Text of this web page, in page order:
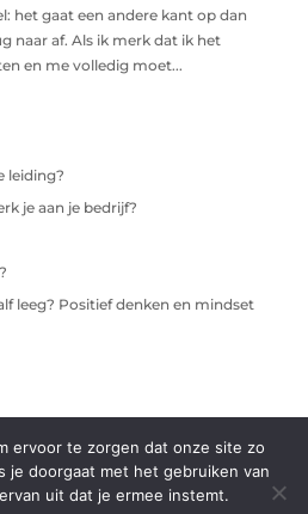
het gaat een andere kant op dan
naar af. Als ik merk dat ik het
en me volledig moet...
leiding?
je aan je bedrijf?
leeg? Positief denken en mindset
ervoor te zorgen dat onze site zo
je doorgaat met het gebruiken van
uit dat je ermee instemt.